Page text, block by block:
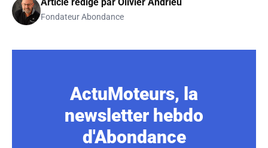
Fondateur Abondance
ActuMoteurs, la
newsletter hebdo
d'Abondance